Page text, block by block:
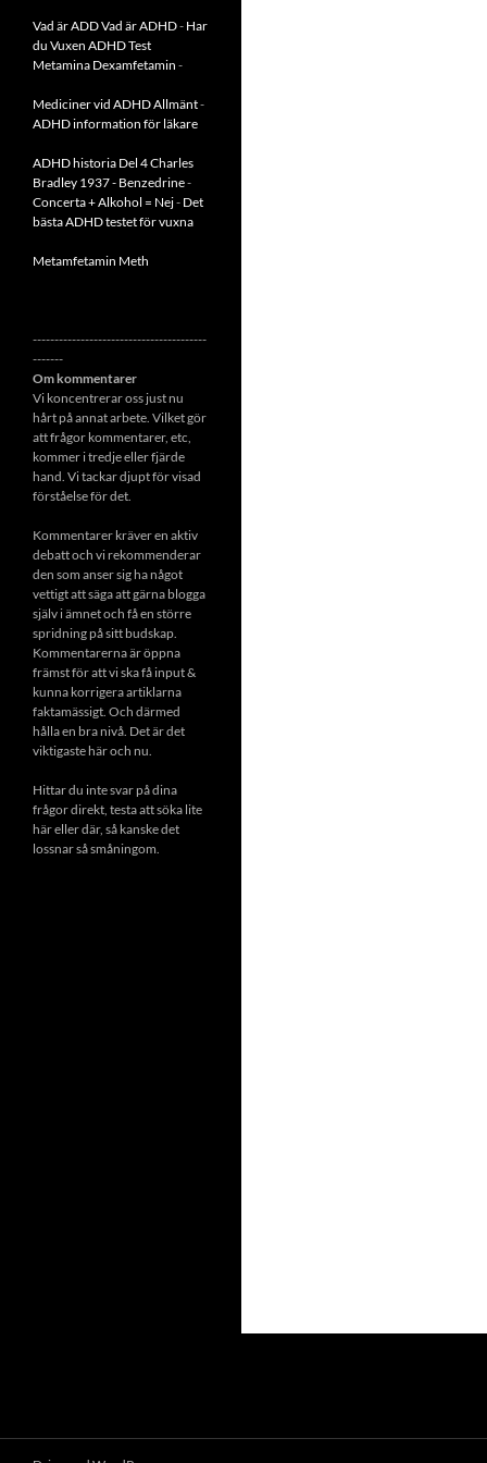
Vad är ADDVad är ADHD- Har
du Vuxen ADHD Test
Metamina Dexamfetamin -
Mediciner vid ADHD Allmänt-
ADHD information för läkare
ADHD historia Del 4 Charles
Bradley 1937 - Benzedrine-
Concerta + Alkohol = Nej- Det
bästa ADHD testet för vuxna
Metamfetamin Meth
----------------------------------------
-------
Om kommentarer
Vi koncentrerar oss just nu
hårt på annat arbete. Vilket gör
att frågor kommentarer, etc,
kommer i tredje eller fjärde
hand. Vi tackar djupt för visad
förståelse för det.
Kommentarer kräver en aktiv
debatt och vi rekommenderar
den som anser sig ha något
vettigt att säga att gärna blogga
själv i ämnet och få en större
spridning på sitt budskap.
Kommentarerna är öppna
främst för att vi ska få input &
kunna korrigera artiklarna
faktamässigt. Och därmed
hålla en bra nivå. Det är det
viktigaste här och nu.
Hittar du inte svar på dina
frågor direkt, testa att söka lite
här eller där, så kanske det
lossnar så småningom.